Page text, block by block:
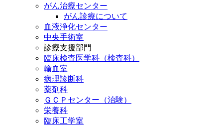
がん治療センター
がん診療について
血液浄化センター
中央手術室
診療支援部門
臨床検査医学科（検査科）
輸血室
病理診断科
薬剤科
ＧＣＰセンター（治験）
栄養科
臨床工学室